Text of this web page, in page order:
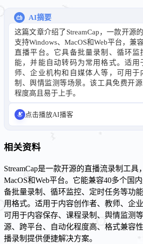
AI摘要
这篇文章介绍了StreamCap，一款开源
支持Windows、MacOS和Web平台，兼
直播平台。它具备批量录制、循环监
能，并能自动转码为常用格式。适用
师、企业机构和自媒体人等，可用于
制、舆情监测等场景。该工具免费开
程度高且易于上手。
点击播放AI播客
相关资料
StreamCap是一款开源的直播流录制工具
MacOS和Web平台。它能兼容40多个国
备批量录制、循环监控、定时任务等功
用格式。适用于内容创作者、教师、企
可用于内容保存、课程录制、舆情监测
源、跨平台、自动化程度高、格式兼容
播录制提供便捷解决方案。